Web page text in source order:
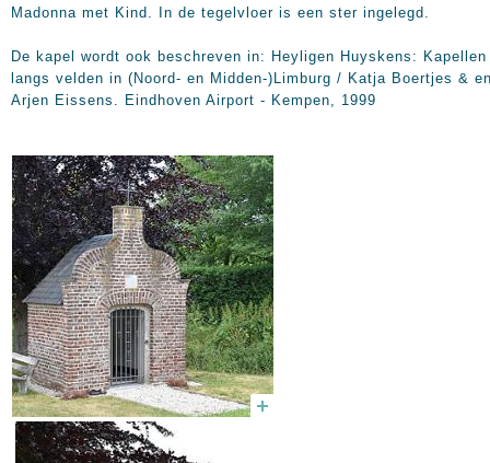
Madonna met Kind. In de tegelvloer is een ster ingelegd.
De kapel wordt ook beschreven in: Heyligen Huyskens: Kapellen
langs velden in (Noord- en Midden-)Limburg / Katja Boertjes &
Arjen Eissens. Eindhoven Airport - Kempen, 1999